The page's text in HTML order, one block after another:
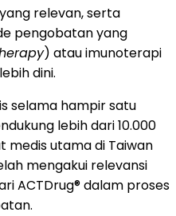
relevan, serta
pengobatan yang
) atau imunoterapi
dini.
selama hampir satu
lebih dari 10.000
medis utama di Taiwan
mengakui relevansi
ACTDrug® dalam proses